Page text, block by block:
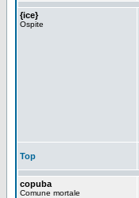
{ice}
Ospite
Top
copuba
Comune mortale